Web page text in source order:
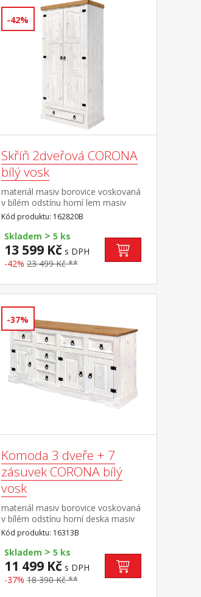
-42%
Skříň 2dveřová CORONA
bílý vosk
materiál masiv borovice voskovaná
v bílém odstínu horní lem masiv
borovice voskovaná v medovém
odstínu šatní skříň s šatní tyčí a
policí na klobouky ve spodní části
velká zásuvka, kovové ozdobné
úchytky doporučený nástavec
16951B součást sestavy Corona
Kód produktu: 162820B
Skladem > 5 ks
13 599 Kč s DPH
-42% 23 499 Kč **
-37%
Komoda 3 dveře + 7
zásuvek CORONA bílý
vosk
materiál masiv borovice voskovaná
v bílém odstínu horní deska masiv
borovice voskovaná v medovém
odstínu 3 dvířka, 1 police, 7
zásuvek, kovové ozdobné úchytky
součást sestavy Corona bílá
Kód produktu: 16313B
Skladem > 5 ks
11 499 Kč s DPH
-37% 18 390 Kč **